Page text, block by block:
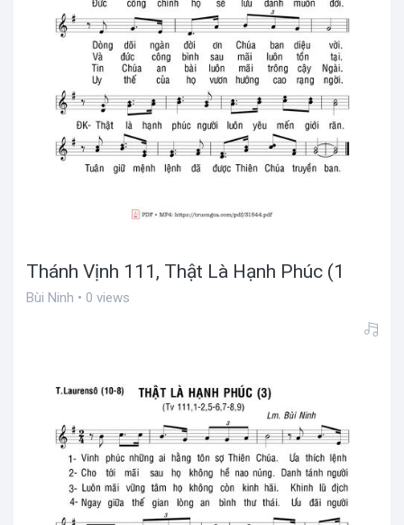
Thánh Vịnh 111, Thật Là Hạnh Phúc (1
Bùi Ninh • 0 views